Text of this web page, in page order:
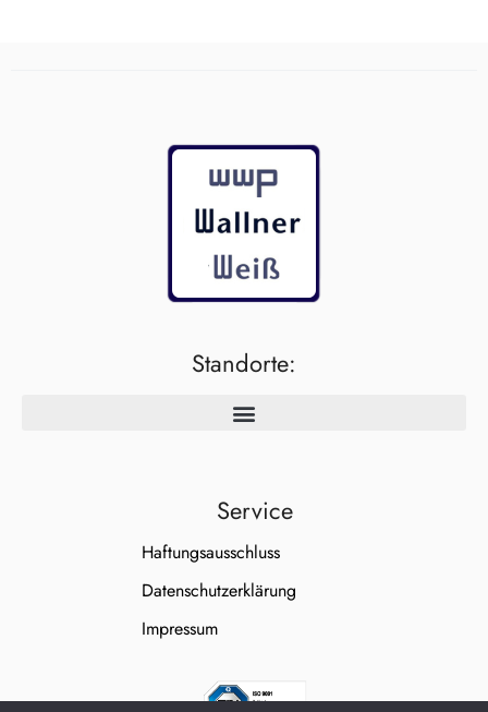
Standorte:
Service
Haftungsausschluss
Datenschutzerklärung
Impressum